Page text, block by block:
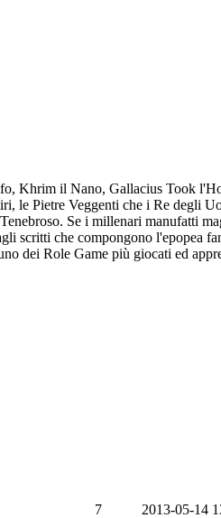
Khrim il Nano, Gallacius Took
le Pietre Veggenti che i Re degli
Se i millenari manufatti
scritti che compongono
dei Role Game più giocati ed
7
2013-05-14